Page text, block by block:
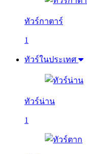
ทัวร์กาตาร์
1
ทัวร์ในประเทศ
ทัวร์น่าน
1